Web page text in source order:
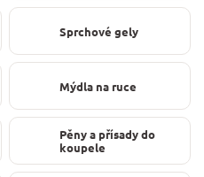
Sprchové gely
Mýdla na ruce
Pěny a přísady do
koupele